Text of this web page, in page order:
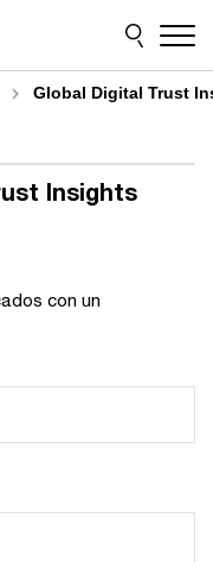
Global Digital Trust
Insights
con un